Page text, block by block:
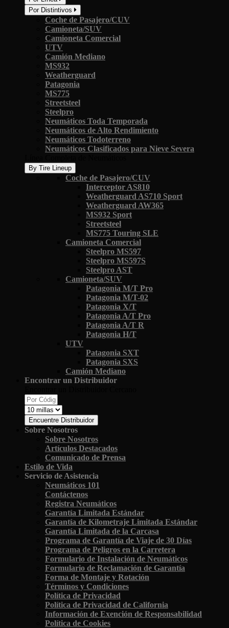
Por Distintivos
Coche de Pasajero/CUV
Camioneta/SUV
Camioneta Comercial
UTV
Camión Mediano
MS932
Weatherguard
Patagonia
MS775
Streetsteel
Steelpro
Neumáticos Toda Temporada
Neumáticos de Alto Rendimiento
Neumáticos Todoterreno
Neumáticos Clasificados para Nieve Severa
By Tire Lineup
Coche de Pasajero/CUV
Interceptor AS810
Weatherguard AS710 Sport
Weatherguard AW365
MS932 Sport
Streetsteel
MS775 Touring SLE
Camioneta Comercial
Steelpro MS597
Steelpro MS597S
Steelpro AST
Camioneta/SUV
Patagonia M/T Pro
Patagonia M/T-02
Patagonia X/T
Patagonia A/T Pro
Patagonia A/T R
Patagonia H/T
UTV
Patagonia SXT
Patagonia SXS
Camión Mediano
Encontrar un Distribuidor
Encuentre Distribuidor
Sobre Nosotros
Sobre Nosotros
Artículos Destacados
Comunicado de Prensa
Estilo de Vida
Servicio de Asistencia
Neumáticos 101
Contáctenos
Registra Neumáticos
Garantía Limitada Estándar
Garantía de Kilometraje Limitada Estándar
Garantía Limitada de la Carcasa
Programa de Garantía de Viaje de 30 Días
Programa de Peligros en la Carretera
Formulario de Instalación de Neumáticos
Formulario de Reclamación de Garantía
Forma de Montaje y Rotación
Términos y Condiciones
Política de Privacidad
Política de Privacidad de California
Información de Exención de Responsabilidad
Política de Cookies